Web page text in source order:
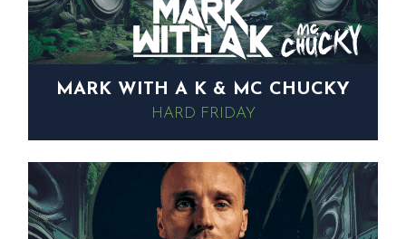
MARK WITH A K & MC CHUCKY
HARD FRIDAY